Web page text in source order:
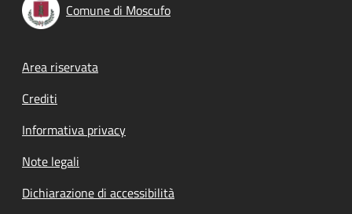
Comune di Moscufo
Footer menu
Area riservata
Crediti
Informativa privacy
Note legali
Dichiarazione di accessibilità